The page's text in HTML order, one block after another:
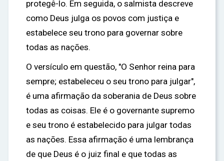
protegê-lo. Em seguida, o salmista descreve
como Deus julga os povos com justiça e
estabelece seu trono para governar sobre
todas as nações.
O versículo em questão, "O Senhor reina para
sempre; estabeleceu o seu trono para julgar",
é uma afirmação da soberania de Deus sobre
todas as coisas. Ele é o governante supremo
e seu trono é estabelecido para julgar todas
as nações. Essa afirmação é uma lembrança
de que Deus é o juiz final e que todas as